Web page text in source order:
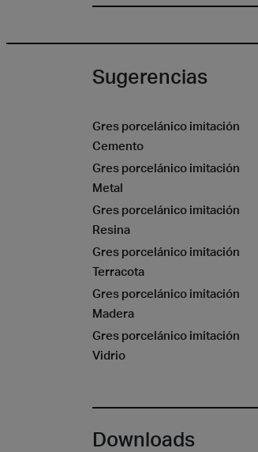
Sugerencias
Gres porcelánico imitación
Cemento
Gres porcelánico imitación
Metal
Gres porcelánico imitación
Resina
Gres porcelánico imitación
Terracota
Gres porcelánico imitación
Madera
Gres porcelánico imitación
Vidrio
Downloads